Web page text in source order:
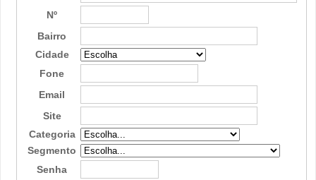
Nº
Bairro
Cidade
Fone
Email
Site
Categoria
Segmento
Senha